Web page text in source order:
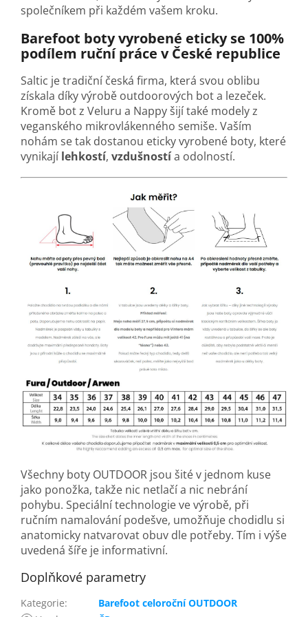
společníkem při každém vašem kroku.
Barefoot boty vyrobené eticky se 100%
podílem ruční práce v České republice
Saltic je tradiční česká firma, která svou oblibu
získala díky výrobě outdoorových bot a lezeček.
Kromě bot z Veluru a Nappy šijí také modely z
veganského mikrovlákenného semiše. Vaším
nohám se tak dostanou eticky vyrobené boty, které
vynikají lehkostí, vzdušnostía odolností.
Všechny boty OUTDOOR jsou šité v jednom kuse
jako ponožka, takže nic netlačí a nic nebrání
pohybu. Speciální technologie ve výrobě, při
ručním namalování podešve, umožňuje chodidlu si
anatomicky natvarovat obuv dle potřeby. Tím i výše
uvedená šíře je informativní.
Doplňkové parametry
Kategorie:
Barefoot celoroční OUTDOOR